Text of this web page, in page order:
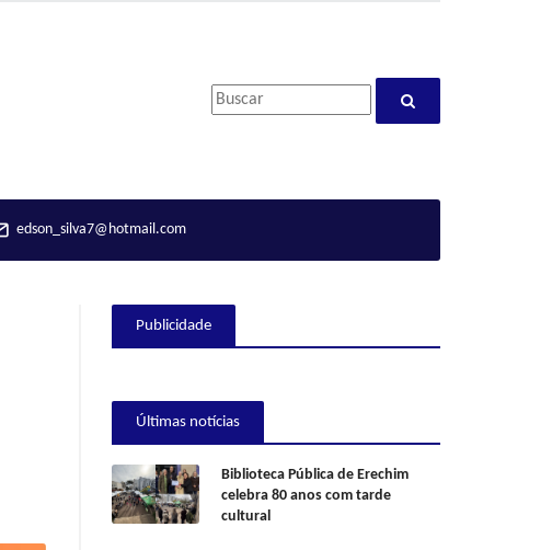
edson_silva7@hotmail.com
Publicidade
Últimas notícias
Biblioteca Pública de Erechim
celebra 80 anos com tarde
cultural